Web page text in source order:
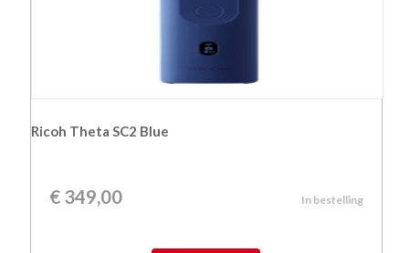
Ricoh Theta SC2 Blue
€349,00 In bestelling